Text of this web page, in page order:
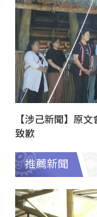
【涉己新聞】原
致歉
推薦新聞